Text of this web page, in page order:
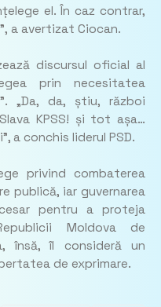
el. În caz contrar,
a avertizat Ciocan.
discursul oficial al
prin necesitatea
„Da, da, știu, război
KPSS! și tot așa…
”, a conchis liderul PSD.
privind combaterea
publică, iar guvernarea
pentru a proteja
Moldova de
însă, îl consideră un
de exprimare.